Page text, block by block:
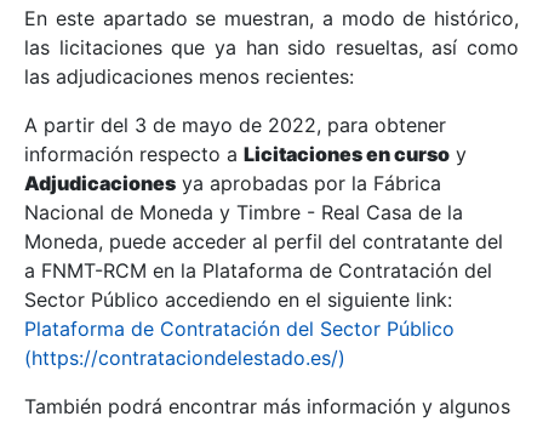
Mostrar/Ocultar
Mostrar/Ocultar
En este apartado se muestran, a modo de histórico,
las licitaciones que ya han sido resueltas, así como
las adjudicaciones menos recientes:
A partir del 3 de mayo de 2022, para obtener
información respecto a Licitaciones en curso y
Adjudicaciones ya aprobadas por la Fábrica
Nacional de Moneda y Timbre - Real Casa de la
Moneda, puede acceder al perfil del contratante del
a FNMT-RCM en la Plataforma de Contratación del
Sector Público accediendo en el siguiente link:
Plataforma de Contratación del Sector Público
(https://contrataciondelestado.es/)
También podrá encontrar más información y algunos